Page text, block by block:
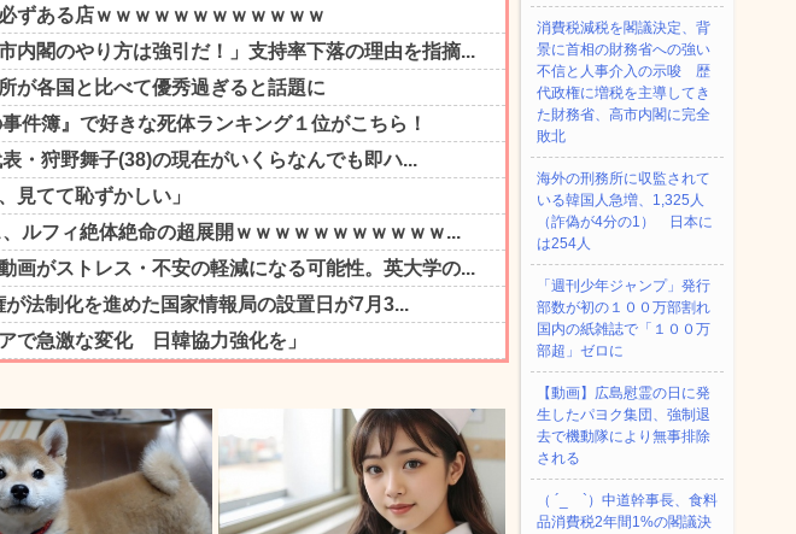
消費税減税を閣議決定、背
景に首相の財務省への強い
不信と人事介入の示唆 歴
代政権に増税を主導してき
た財務省、高市内閣に完全
敗北
海外の刑務所に収監されて
いる韓国人急増、1,325人
（詐偽が4分の1） 日本に
は254人
「週刊少年ジャンプ」発行
部数が初の１００万部割れ
国内の紙雑誌で「１００万
部超」ゼロに
【動画】広島慰霊の日に発
生したパヨク集団、強制退
去で機動隊により無事排除
される
（ ´_ゝ`）中道幹事長、食料
品消費税2年間1%の閣議決